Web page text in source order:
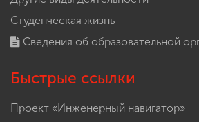
Студенческая жизнь
Сведения об образовательной
Быстрые ссылки
Проект «Инженерный навигатор»